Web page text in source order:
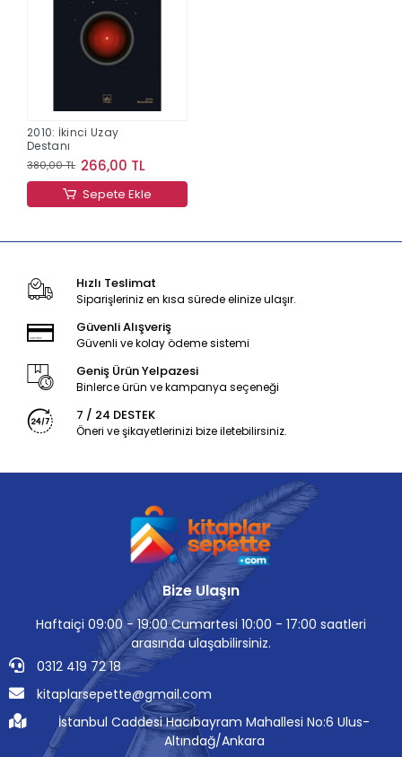
2010: İkinci Uzay
Destanı
380,00 TL 266,00 TL
Sepete Ekle
Hızlı Teslimat
Siparişleriniz en kısa sürede elinize ulaşır.
Güvenli Alışveriş
Güvenli ve kolay ödeme sistemi
Geniş Ürün Yelpazesi
Binlerce ürün ve kampanya seçeneği
7 / 24 DESTEK
Öneri ve şikayetlerinizi bize iletebilirsiniz.
Bize Ulaşın
Haftaiçi 09:00 - 19:00 Cumartesi 10:00 - 17:00 saatleri
arasında ulaşabilirsiniz.
0312 419 72 18
kitaplarsepette@gmail.com
İstanbul Caddesi Hacıbayram Mahallesi No:6 Ulus-
Altındağ/Ankara